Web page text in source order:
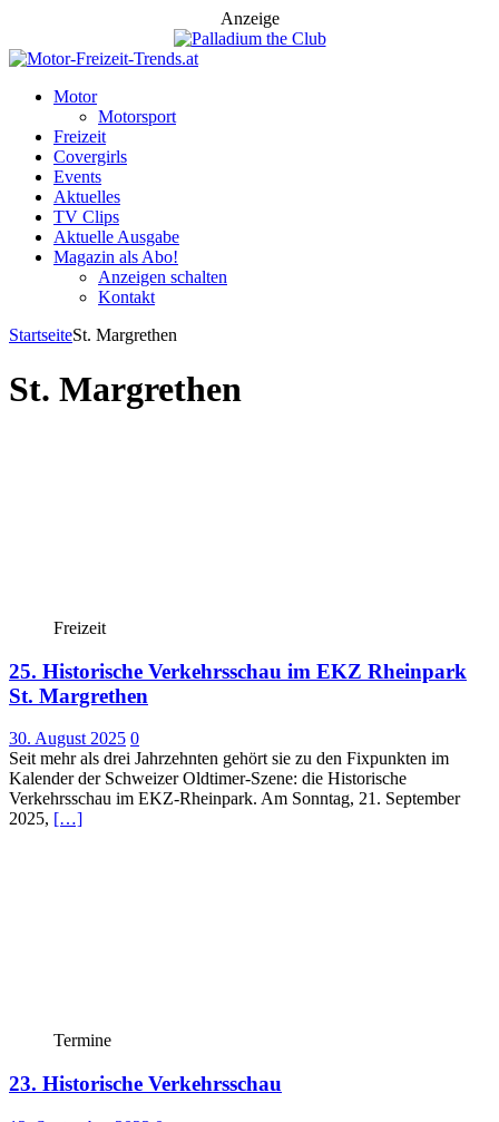
Anzeige
Motor
Motorsport
Freizeit
Covergirls
Events
Aktuelles
TV Clips
Aktuelle Ausgabe
Magazin als Abo!
Anzeigen schalten
Kontakt
StartseiteSt. Margrethen
St. Margrethen
Freizeit
25. Historische Verkehrsschau im EKZ Rheinpark
St. Margrethen
30. August 2025 0
Seit mehr als drei Jahrzehnten gehört sie zu den Fixpunkten im
Kalender der Schweizer Oldtimer-Szene: die Historische
Verkehrsschau im EKZ-Rheinpark. Am Sonntag, 21. September
2025, […]
Termine
23. Historische Verkehrsschau